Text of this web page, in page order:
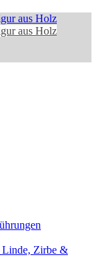
Linde, Zirbe &